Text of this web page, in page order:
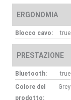
ERGONOMIA
Blocco cavo: true
PRESTAZIONE
Bluetooth:
true
Colore del
prodotto:
Grey